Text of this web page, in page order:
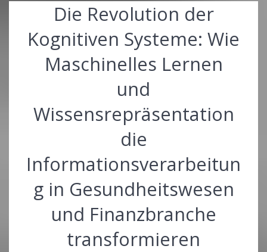
Die Revolution der
Kognitiven Systeme: Wie
Maschinelles Lernen
und
Wissensrepräsentation
die
Informationsverarbeitun
g in Gesundheitswesen
und Finanzbranche
transformieren